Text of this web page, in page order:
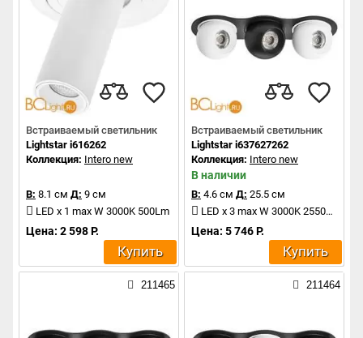
Встраиваемый светильник
Lightstar i616262
Коллекция: Intero new
В: 8.1 см Д: 9 см
LED x 1 max W 3000K 500Lm
Цена: 2 598 Р.
Купить
Встраиваемый светильник
Lightstar i637627262
Коллекция: Intero new
В наличии
В: 4.6 см Д: 25.5 см
LED x 3 max W 3000K 2550Lm
Цена: 5 746 Р.
Купить
211465 211464